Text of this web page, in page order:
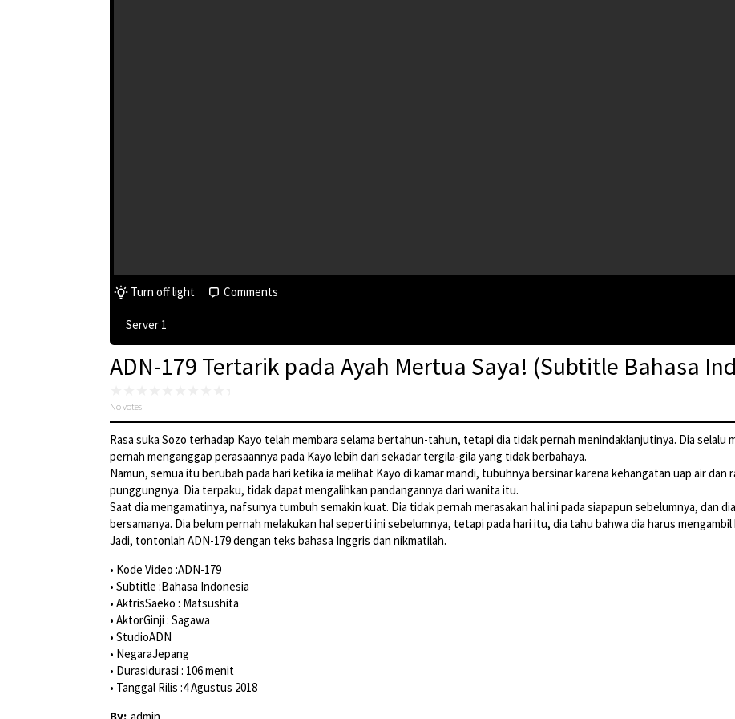
Turn off light Comments
Server 1
ADN-179 Tertarik pada Ayah Mertua Saya! (Subtitle Bahasa
No votes
Rasa suka Sozo terhadap Kayo telah membara selama bertahun-tahun, tetapi dia tidak pernah menindaklanjutinya. Dia selalu
pernah menganggap perasaannya pada Kayo lebih dari sekadar tergila-gila yang tidak berbahaya.
Namun, semua itu berubah pada hari ketika ia melihat Kayo di kamar mandi, tubuhnya bersinar karena kehangatan uap air
punggungnya. Dia terpaku, tidak dapat mengalihkan pandangannya dari wanita itu.
Saat dia mengamatinya, nafsunya tumbuh semakin kuat. Dia tidak pernah merasakan hal ini pada siapapun sebelumnya, dan
bersamanya. Dia belum pernah melakukan hal seperti ini sebelumnya, tetapi pada hari itu, dia tahu bahwa dia harus
Jadi, tontonlah ADN-179 dengan teks bahasa Inggris dan nikmatilah.
• Kode Video :ADN-179
• Subtitle :Bahasa Indonesia
• AktrisSaeko : Matsushita
• AktorGinji : Sagawa
• StudioADN
• NegaraJepang
• Durasidurasi : 106 menit
• Tanggal Rilis :4 Agustus 2018